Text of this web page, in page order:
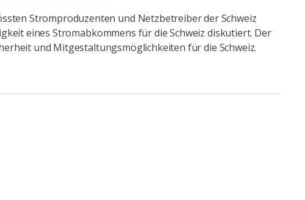
Stromproduzenten und Netzbetreiber der Schweiz
eines Stromabkommens für die Schweiz diskutiert. Der
und Mitgestaltungsmöglichkeiten für die Schweiz.